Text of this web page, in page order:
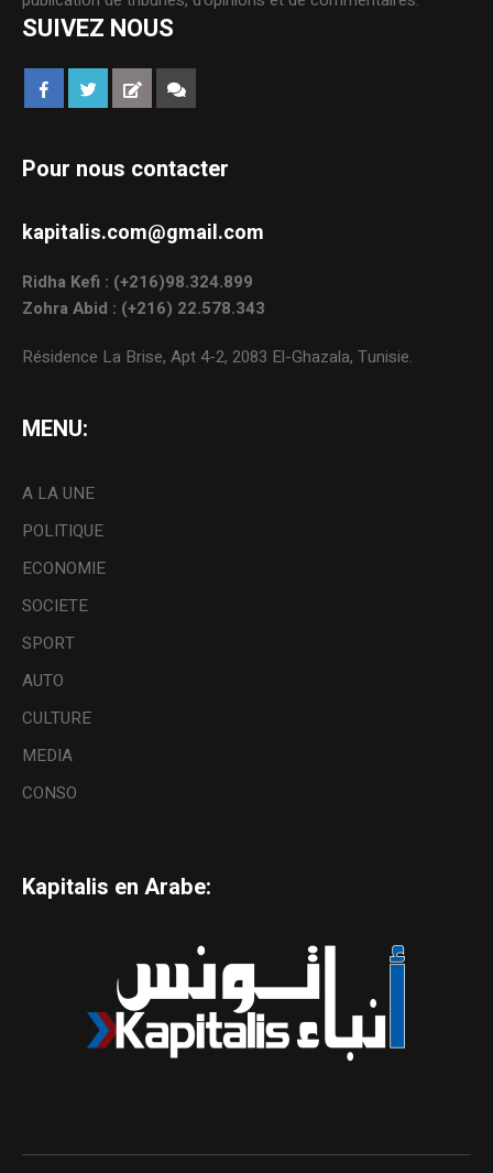
SUIVEZ NOUS
Pour nous contacter
kapitalis.com@gmail.com
Ridha Kefi : (+216)98.324.899
Zohra Abid : (+216) 22.578.343
Résidence La Brise, Apt 4-2, 2083 El-Ghazala, Tunisie.
MENU:
A LA UNE
POLITIQUE
ECONOMIE
SOCIETE
SPORT
AUTO
CULTURE
MEDIA
CONSO
Kapitalis en Arabe: